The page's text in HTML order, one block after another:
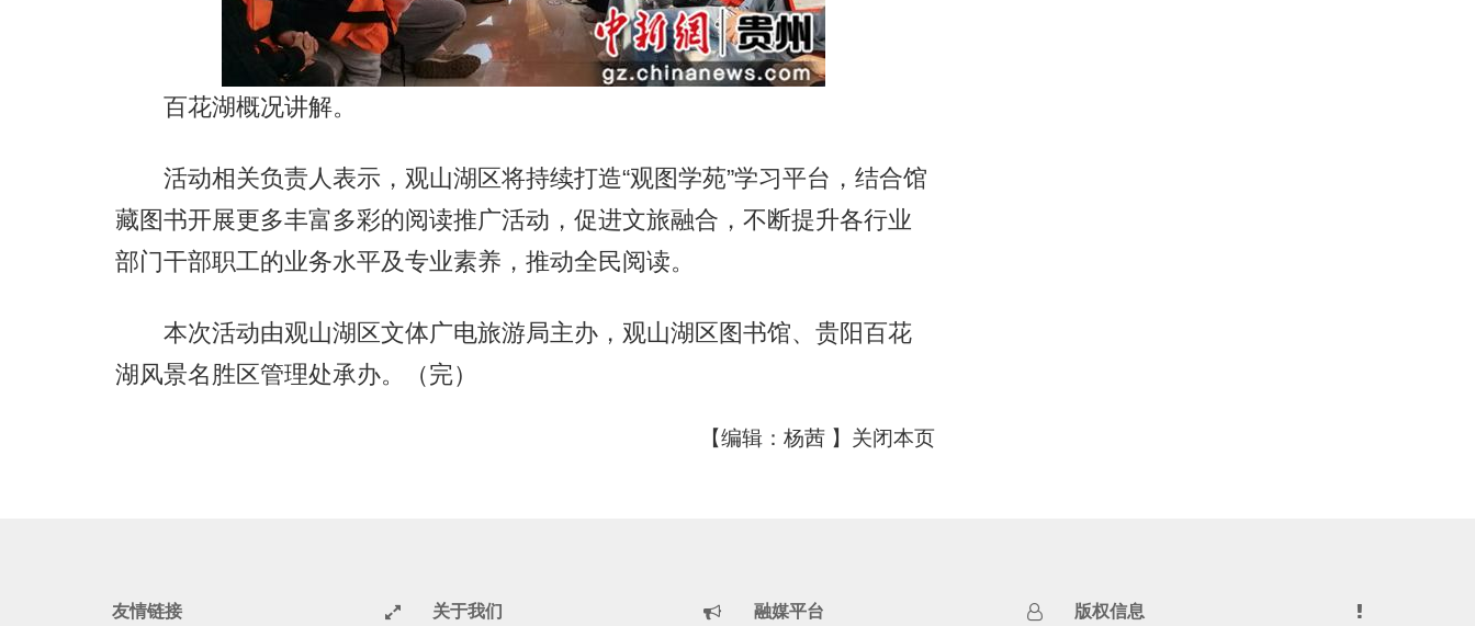
百花湖概况讲解。
活动相关负责人表示，观山湖区将持续打造“观图学苑”学习平台，结合馆
藏图书开展更多丰富多彩的阅读推广活动，促进文旅融合，不断提升各行业
部门干部职工的业务水平及专业素养，推动全民阅读。
本次活动由观山湖区文体广电旅游局主办，观山湖区图书馆、贵阳百花
湖风景名胜区管理处承办。（完）
【编辑：杨茜 】 关闭本页
友情链接 关于我们 融媒平台 版权信息